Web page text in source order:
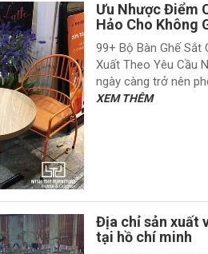
Ưu Nhược Điểm
Hảo Cho Không
99+ Bộ Bàn Ghế Sắt
Xuất Theo Yêu Cầu
ngày càng trở nên
XEM THÊM
Địa chỉ sản xuất
tại hồ chí minh